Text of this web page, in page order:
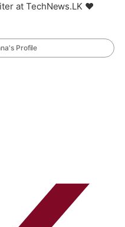
at TechNews.LK ❤️
Profile